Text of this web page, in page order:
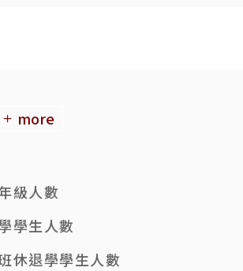
more
級人數
學生人數
休退學學生人數